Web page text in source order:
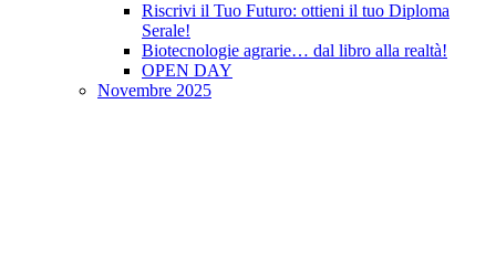
Riscrivi il Tuo Futuro: ottieni il tuo Diploma
Serale!
Biotecnologie agrarie… dal libro alla realtà!
OPEN DAY
Novembre 2025